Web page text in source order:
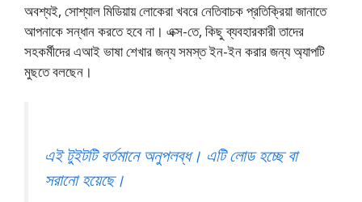
অবশ্যই, সোশ্যাল মিডিয়ায় লোকেরা খবরে নেতিবাচক প্রতিক্রিয়া জানাতে
আপনাকে সন্ধান করতে হবে না। এক্স-তে, কিছু ব্যবহারকারী তাদের
সহকর্মীদের এআই ভাষা শেখার জন্য সমস্ত ইন-ইন করার জন্য অ্যাপটি
মুছতে বলছেন।
এই টুইটটি বর্তমানে অনুপলব্ধ। এটি লোড হচ্ছে বা
সরানো হয়েছে।